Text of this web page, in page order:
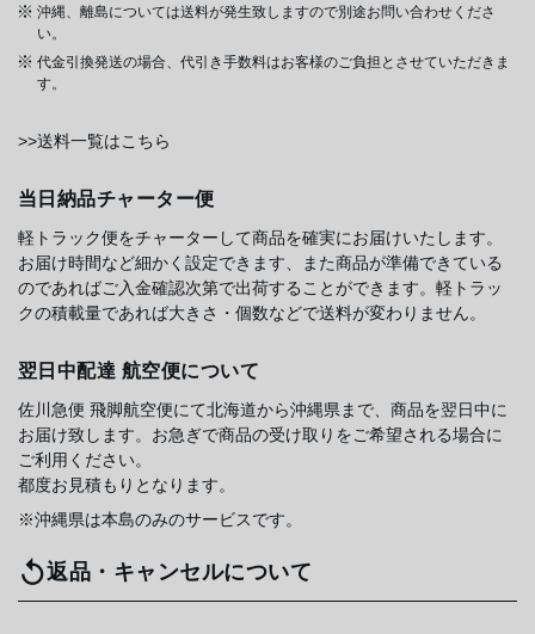
沖縄、離島については送料が発生致しますので別途お問い合わせくださ
い。
代金引換発送の場合、代引き手数料はお客様のご負担とさせていただきま
す。
>>送料一覧はこちら
当日納品チャーター便
軽トラック便をチャーターして商品を確実にお届けいたします。
お届け時間など細かく設定できます、また商品が準備できている
のであればご入金確認次第で出荷することができます。軽トラッ
クの積載量であれば大きさ・個数などで送料が変わりません。
翌日中配達 航空便について
佐川急便 飛脚航空便にて北海道から沖縄県まで、商品を翌日中に
お届け致します。お急ぎで商品の受け取りをご希望される場合に
ご利用ください。
都度お見積もりとなります。
※沖縄県は本島のみのサービスです。
返品・キャンセルについて